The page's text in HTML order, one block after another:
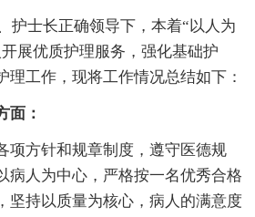
士长正确领导下，本着“以人为
展优质护理服务，强化基础护
理工作，现将工作情况总结如下：
：
方针和规章制度，遵守医德规
病人为中心，严格按一名优秀合格
坚持以质量为核心，病人的满意度